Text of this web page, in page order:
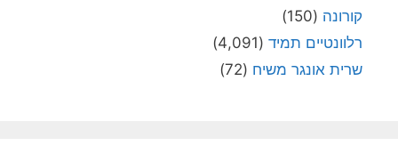
קורונה (150)
רלוונטיים תמיד (4,091)
שרית אונגר משיח (72)